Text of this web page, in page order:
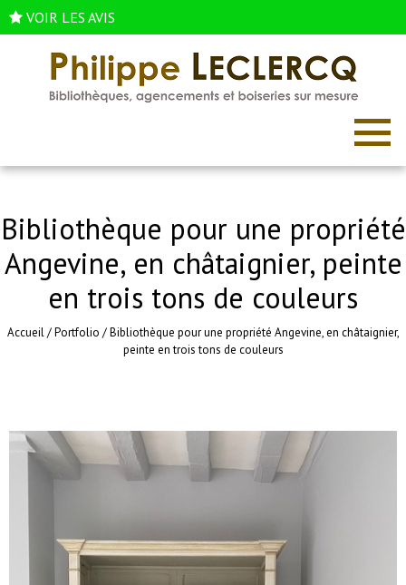
VOIR LES AVIS
Bibliothèque pour une propriété
Angevine, en châtaignier, peinte
en trois tons de couleurs
Accueil/Portfolio /Bibliothèque pour une propriété Angevine, en châtaignier,
peinte en trois tons de couleurs